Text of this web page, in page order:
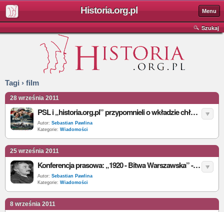
Historia.org.pl Menu
Szukaj
Tagi › film
28 września 2011
PSL i „historia.org.pl” przypomnieli o wkładzie chłopów w zwycięstwo w bitwie warszawskiej
Autor: Sebastian Pawlina
Kategorie: Wiadomości
25 września 2011
Konferencja prasowa: „1920 - Bitwa Warszawska” - chłop potęgą jest i basta
Autor: Sebastian Pawlina
Kategorie: Wiadomości
8 września 2011